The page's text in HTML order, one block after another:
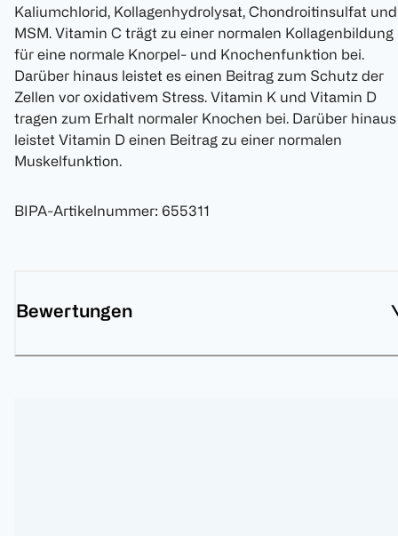
Kaliumchlorid, Kollagenhydrolysat, Chondroitinsulfat und
MSM. Vitamin C trägt zu einer normalen Kollagenbildung
für eine normale Knorpel- und Knochenfunktion bei.
Darüber hinaus leistet es einen Beitrag zum Schutz der
Zellen vor oxidativem Stress. Vitamin K und Vitamin D
tragen zum Erhalt normaler Knochen bei. Darüber hinaus
leistet Vitamin D einen Beitrag zu einer normalen
Muskelfunktion.
BIPA-Artikelnummer: 655311
Bewertungen